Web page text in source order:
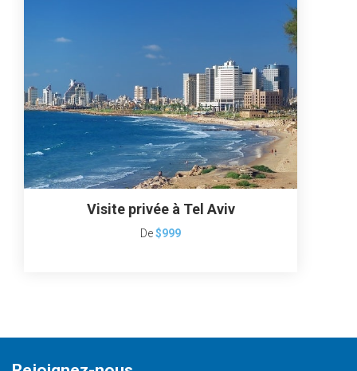
Visite privée à Tel Aviv
De$999